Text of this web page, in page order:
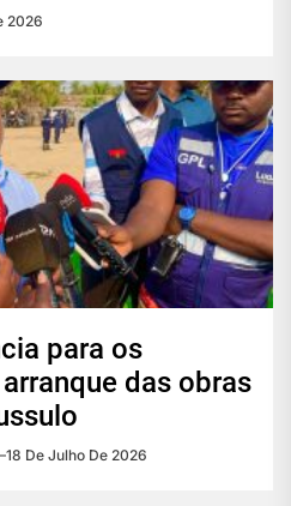
2026
para os
das obras
18 De Julho De 2026